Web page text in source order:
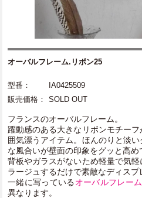
オーバルフレーム.リボン25
型番：
IA0425509
販売価格：
SOLD OUT
フランスのオーバルフレーム。
躍動感のある大きなリボンモチー
囲気漂うアイテム。ほんのりと淡
な風合いが壁面の印象をグッと高め
背板やガラスがないため軽量で気
ラージュするだけで素敵なディスプ
一緒に写っているオーバルフレー
異なります。